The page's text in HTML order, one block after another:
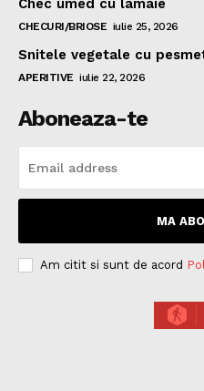
Chec umed cu lamaie
CHECURI/BRIOSE iulie 25, 2026
Snitele vegetale cu
APERITIVE iulie 22, 2026
Aboneaza-te
MA
Am citit si sunt de acord